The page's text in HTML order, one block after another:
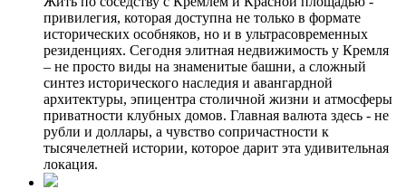
привилегия, которая доступна не только в формате
исторических особняков, но и в ультрасовременных
резиденциях. Сегодня элитная недвижимость у Кремля
– не просто виды на знаменитые башни, а сложный
синтез исторического наследия и авангардной
архитектуры, эпицентра столичной жизни и атмосферы
приватности клубных домов. Главная валюта здесь - не
рубли и доллары, а чувство сопричастности к
тысячелетней истории, которое дарит эта удивительная
локация.